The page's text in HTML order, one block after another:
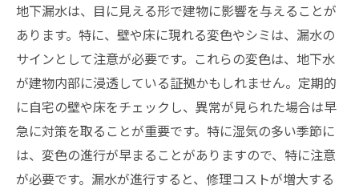
港区・墨田区での修理プロセスの実際
使用する修理技術とその選定基準
地下漏水修理の工程と留意点
アフターケアと再発防止策
修理業者に求められる専門性と信頼性
住環境を守るための地下漏水対策、信頼できる
修理業者の選び方
地下漏水は、目に見える形で建物に影響を与えることが
あります。特に、壁や床に現れる変色やシミは、漏水の
サインとして注意が必要です。これらの変色は、地下水
が建物内部に浸透している証拠かもしれません。定期的
に自宅の壁や床をチェックし、異常が見られた場合は早
急に対策を取ることが重要です。特に湿気の多い季節に
は、変色の進行が早まることがありますので、特に注意
が必要です。漏水が進行すると、修理コストが増大する